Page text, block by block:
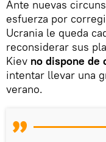
Ante nuevas
esfuerza por
Ucrania le queda
reconsiderar sus
Kiev no dispone de
intentar llevar una
verano.